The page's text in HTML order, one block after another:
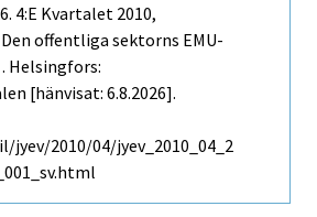
4:e Kvartalet 2010,
offentliga sektorns EMU-
Helsingfors:
[hänvisat: 6.8.2026].
2010/04/jyev_2010_04_2